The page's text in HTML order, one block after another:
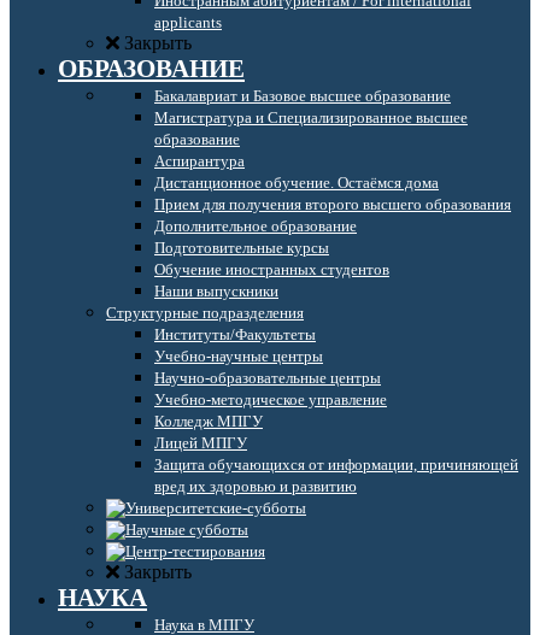
applicants
Закрыть
ОБРАЗОВАНИЕ
Бакалавриат и Базовое высшее образование
Магистратура и Специализированное высшее
образование
Аспирантура
Дистанционное обучение. Остаёмся дома
Прием для получения второго высшего образования
Дополнительное образование
Подготовительные курсы
Обучение иностранных студентов
Наши выпускники
Структурные подразделения
Институты/Факультеты
Учебно-научные центры
Научно-образовательные центры
Учебно-методическое управление
Колледж МПГУ
Лицей МПГУ
Защита обучающихся от информации, причиняющей
вред их здоровью и развитию
Закрыть
НАУКА
Наука в МПГУ